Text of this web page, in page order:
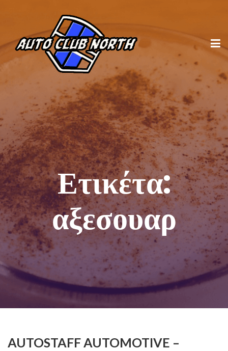
Ετικέτα:
αξεσουαρ
AUTOSTAFF AUTOMOTIVE –